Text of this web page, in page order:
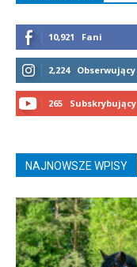
10,921 Fani
2,224 Obserwujący
265 Subskrybujący
NAJNOWSZE WPISY